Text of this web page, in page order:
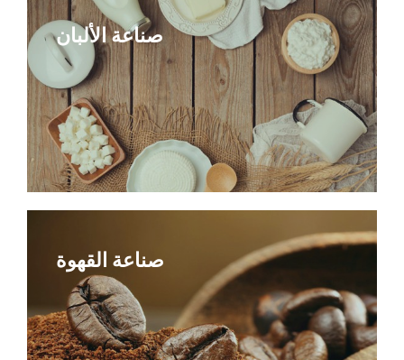
صناعة الألبان
صناعة القهوة